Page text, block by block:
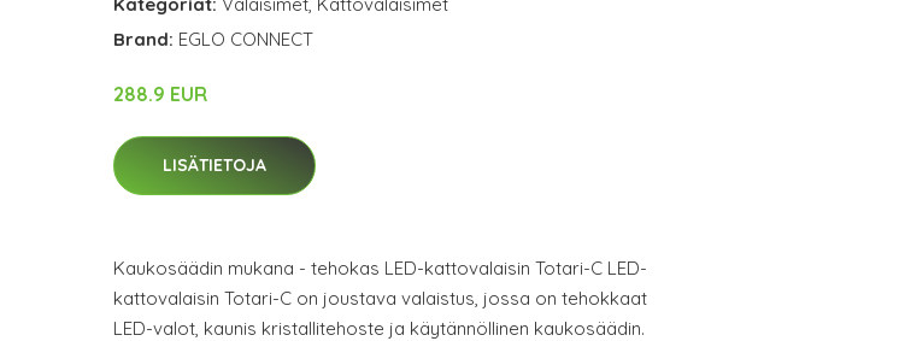
Brand: EGLO CONNECT
288.9 EUR
LISÄTIETOJA
Kaukosäädin mukana - tehokas LED-kattovalaisin Totari-C LED-
kattovalaisin Totari-C on joustava valaistus, jossa on tehokkaat
LED-valot, kaunis kristallitehoste ja käytännöllinen kaukosäädin.